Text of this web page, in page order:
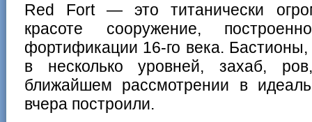
Red Fort — это титанически
красоте сооружение,
фортификации 16-го века.
в несколько уровней, захаб,
ближайшем рассмотрении в
вчера построили.